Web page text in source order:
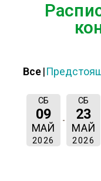
Все
СБ
09
МАЙ
2026
СБ
23
МАЙ
2026